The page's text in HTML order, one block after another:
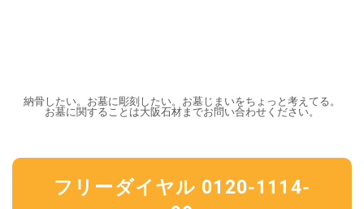
納骨したい。お墓に彫刻したい。お墓じまいをちょっと考えてる。
お墓に関することは大阪石材までお問い合わせください。
フリーダイヤル 0120-1114-